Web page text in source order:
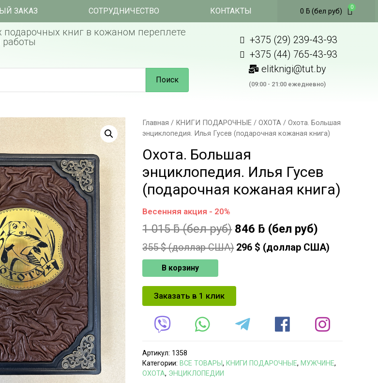
ЗАКАЗ СОТРУДНИЧЕСТВО КОНТАКТЫ 0 ƃ(бел руб)
книг в кожаном переплете
работы
Поиск
+375 (29) 239-43-93
+375 (44) 765-43-93
elitknigi@tut.by
(09:00 - 21:00 ежедневно)
Главная / КНИГИ ПОДАРОЧНЫЕ /ОХОТА / Охота. Большая
энциклопедия. Илья Гусев (подарочная кожаная книга)
Охота. Большая
энциклопедия. Илья Гусев
(подарочная кожаная книга)
Весенняя акция - 20%
1 015ƃ(бел руб) 846 ƃ (бел руб)
355$ (доллар США) 296 $ (доллар США)
В корзину
Заказать в 1 клик
Артикул: 1358
Категории: ВСЕ ТОВАРЫ, КНИГИ ПОДАРОЧНЫЕ, МУЖЧИНЕ,
ОХОТА, ЭНЦИКЛОПЕДИИ